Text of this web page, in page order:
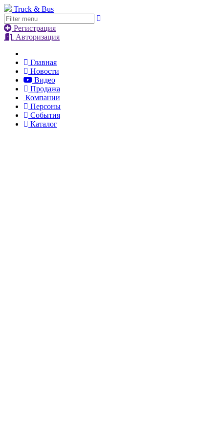
Truck & Bus
Регистрация
Авторизация
Главная
Новости
Видео
Продажа
Компании
Персоны
События
Каталог